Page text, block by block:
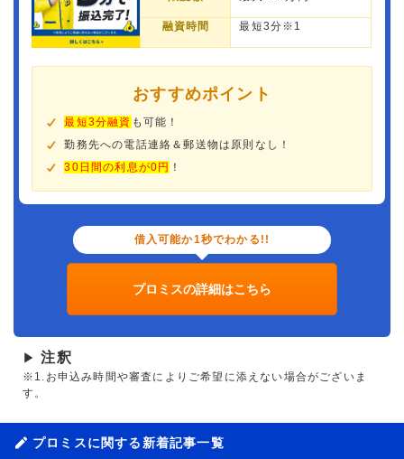
融資時間 最短3分※1
おすすめポイント
最短3分融資 も可能！
勤務先への電話連絡＆郵送物は原則なし！
30日間の利息が0円 ！
借入可能か1秒でわかる!!
プロミスの詳細はこちら
▶ 注釈
※1.お申込み時間や審査によりご希望に添えない場合がございま
す。
プロミスに関する新着記事一覧